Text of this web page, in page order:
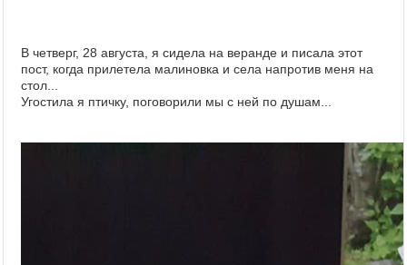
В четверг, 28 августа, я сидела на веранде и писала этот
пост, когда прилетела малиновка и села напротив меня на
стол...
Угостила я птичку, поговорили мы с ней по душам...